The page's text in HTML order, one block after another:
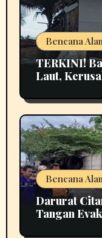
Bencana
TERKINI!
Laut,
Bencana
Darurat
Tangan